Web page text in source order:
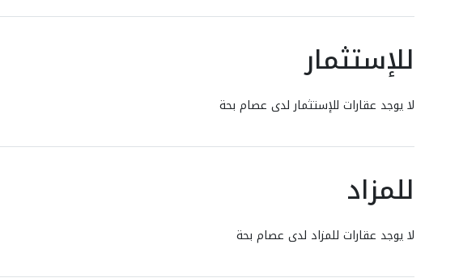
للإستثمار
لا يوجد عقارات للإستثمار لدى عصام بحة
للمزاد
لا يوجد عقارات للمزاد لدى عصام بحة